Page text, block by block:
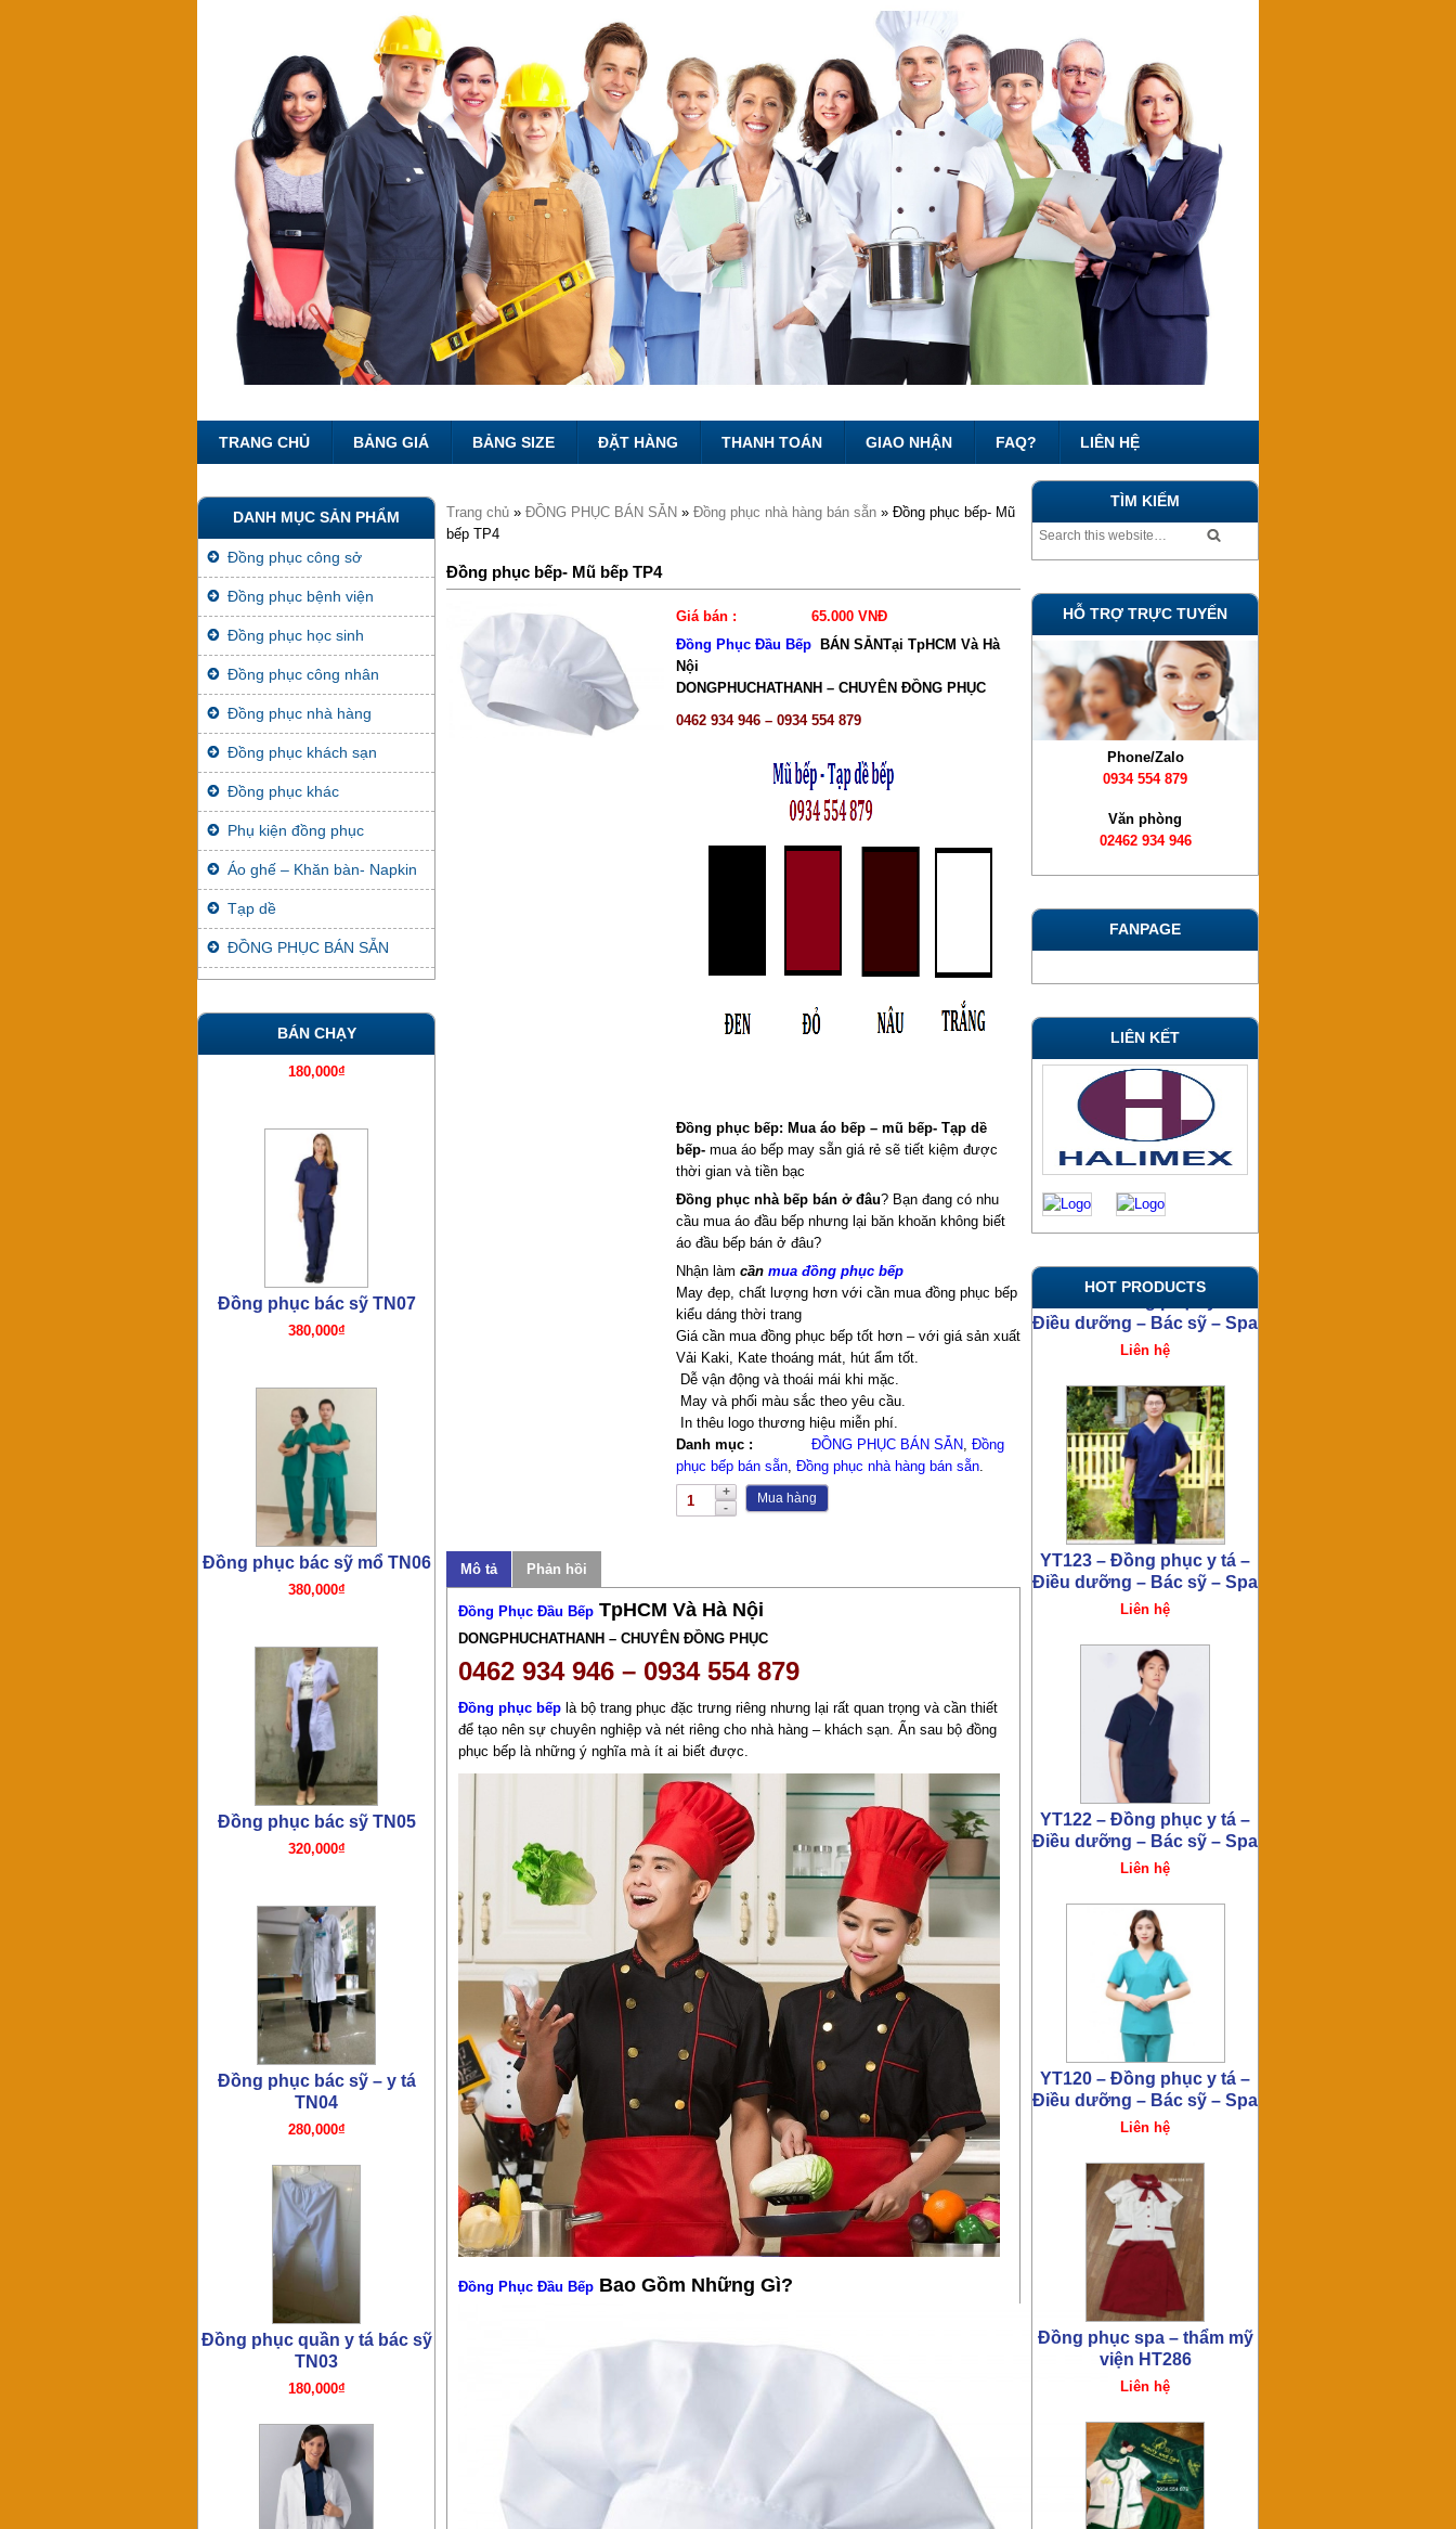
TRANG CHỦ BẢNG GIÁ BẢNG SIZE ĐẶT HÀNG THANH TOÁN GIAO NHẬN FAQ? LIÊN HỆ
Trang chủ » ĐỒNG PHỤC BÁN SẴN » Đồng phục nhà hàng bán sẵn » Đồng phục bếp- Mũ
bếp TP4
Đồng phục bếp- Mũ bếp TP4
Giá bán :
65.000 VNĐ
Đồng Phục Đầu Bếp BÁN SẴNTại TpHCM Và Hà
Nội
DONGPHUCHATHANH – CHUYÊN ĐỒNG PHỤC
0462 934 946 – 0934 554 879
Đồng phục bếp: Mua áo bếp – mũ bếp- Tạp dề
bếp- mua áo bếp may sẵn giá rẻ sẽ tiết kiệm được
thời gian và tiền bạc
Đồng phục nhà bếp bán ở đâu? Bạn đang có nhu
cầu mua áo đầu bếp nhưng lại băn khoăn không biết
áo đầu bếp bán ở đâu?
Nhận làm cần mua đồng phục bếp
May đẹp, chất lượng hơn với cần mua đồng phục bếp
kiểu dáng thời trang
Giá cần mua đồng phục bếp tốt hơn – với giá sản xuất
Vải Kaki, Kate thoáng mát, hút ẩm tốt.
Dễ vận động và thoái mái khi mặc.
May và phối màu sắc theo yêu cầu.
In thêu logo thương hiệu miễn phí.
Danh mục :
ĐỒNG PHỤC BÁN SẴN, Đồng
phục bếp bán sẵn, Đồng phục nhà hàng bán sẵn.
Mua hàng
Mô tả Phản hồi
Đồng Phục Đầu Bếp TpHCM Và Hà Nội
DONGPHUCHATHANH – CHUYÊN ĐỒNG PHỤC
0462 934 946 – 0934 554 879
Đồng phục bếp là bộ trang phục đặc trưng riêng nhưng lại rất quan trọng và cần thiết
để tạo nên sự chuyên nghiệp và nét riêng cho nhà hàng – khách sạn. Ẩn sau bộ đồng
phục bếp là những ý nghĩa mà ít ai biết được.
Đồng Phục Đầu Bếp Bao Gồm Những Gì?
DANH MỤC SẢN PHẨM
Đồng phục công sở
Đồng phục bệnh viện
Đồng phục học sinh
Đồng phục công nhân
Đồng phục nhà hàng
Đồng phục khách sạn
Đồng phục khác
Phụ kiện đồng phục
Áo ghế – Khăn bàn- Napkin
Tạp dề
ĐỒNG PHỤC BÁN SẴN
BÁN CHẠY
Đồng phục bác sỹ mổ TN06
380,000₫
Đồng phục bác sỹ TN05
320,000₫
Đồng phục bác sỹ – y tá
TN04
280,000₫
Đồng phục quần y tá bác sỹ
TN03
180,000₫
Đồng phục bác sỹ TN02
210,000₫
TÌM KIẾM
HỖ TRỢ TRỰC TUYẾN
Phone/Zalo
0934 554 879
Văn phòng
02462 934 946
FANPAGE
LIÊN KẾT
HOT PRODUCTS
YT122 – Đồng phục y tá –
Điều dưỡng – Bác sỹ – Spa
Liên hệ
YT120 – Đồng phục y tá –
Điều dưỡng – Bác sỹ – Spa
Liên hệ
Đồng phục spa – thẩm mỹ
viện HT286
Liên hệ
Đồng phục spa – thẩm mỹ
viện HT285
Liên hệ